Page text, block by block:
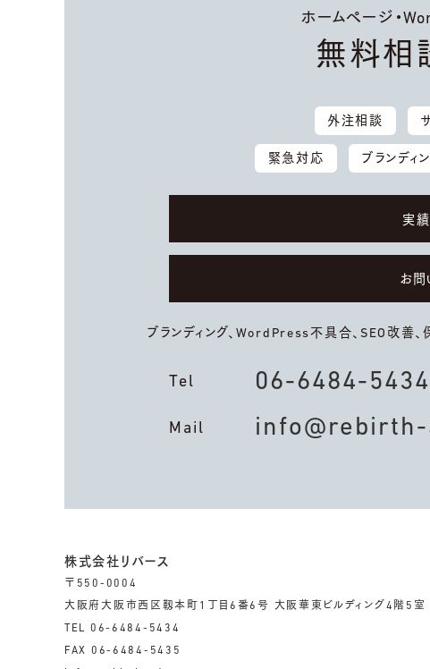
ホームページ・
無料相
外注相談
緊急対応 ブランディ
実績
お問
ブランディング、WordPress不具合、 SEO改善、
Tel 06-6484-5434
Mail info@rebirth-
株式会社リバース
〒550-0004
大阪府大阪市西区靱本町1丁目6番6号 大阪華東ビルディング4階5室
TEL 06-6484-5434
FAX 06-6484-5435